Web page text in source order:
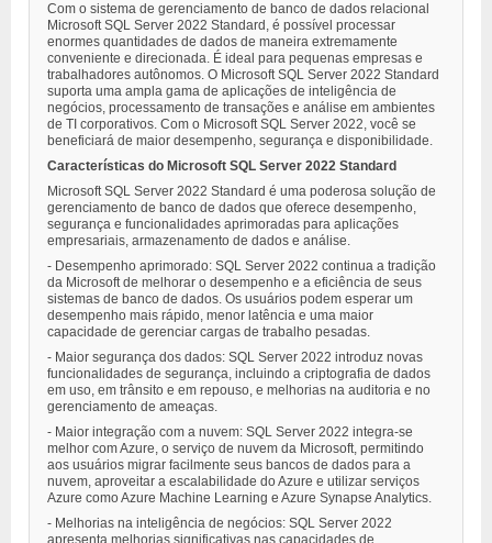
Com o sistema de gerenciamento de banco de dados relacional
Microsoft SQL Server 2022 Standard, é possível processar
enormes quantidades de dados de maneira extremamente
conveniente e direcionada. É ideal para pequenas empresas e
trabalhadores autônomos. O Microsoft SQL Server 2022 Standard
suporta uma ampla gama de aplicações de inteligência de
negócios, processamento de transações e análise em ambientes
de TI corporativos. Com o Microsoft SQL Server 2022, você se
beneficiará de maior desempenho, segurança e disponibilidade.
Características do Microsoft SQL Server 2022 Standard
Microsoft SQL Server 2022 Standard é uma poderosa solução de
gerenciamento de banco de dados que oferece desempenho,
segurança e funcionalidades aprimoradas para aplicações
empresariais, armazenamento de dados e análise.
- Desempenho aprimorado: SQL Server 2022 continua a tradição
da Microsoft de melhorar o desempenho e a eficiência de seus
sistemas de banco de dados. Os usuários podem esperar um
desempenho mais rápido, menor latência e uma maior
capacidade de gerenciar cargas de trabalho pesadas.
- Maior segurança dos dados: SQL Server 2022 introduz novas
funcionalidades de segurança, incluindo a criptografia de dados
em uso, em trânsito e em repouso, e melhorias na auditoria e no
gerenciamento de ameaças.
- Maior integração com a nuvem: SQL Server 2022 integra-se
melhor com Azure, o serviço de nuvem da Microsoft, permitindo
aos usuários migrar facilmente seus bancos de dados para a
nuvem, aproveitar a escalabilidade do Azure e utilizar serviços
Azure como Azure Machine Learning e Azure Synapse Analytics.
- Melhorias na inteligência de negócios: SQL Server 2022